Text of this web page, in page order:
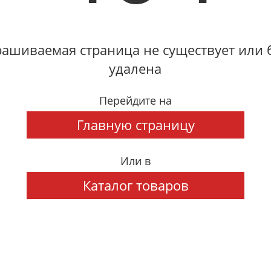
страница не существует или
удалена
Перейдите на
Главную страницу
Или в
Каталог товаров